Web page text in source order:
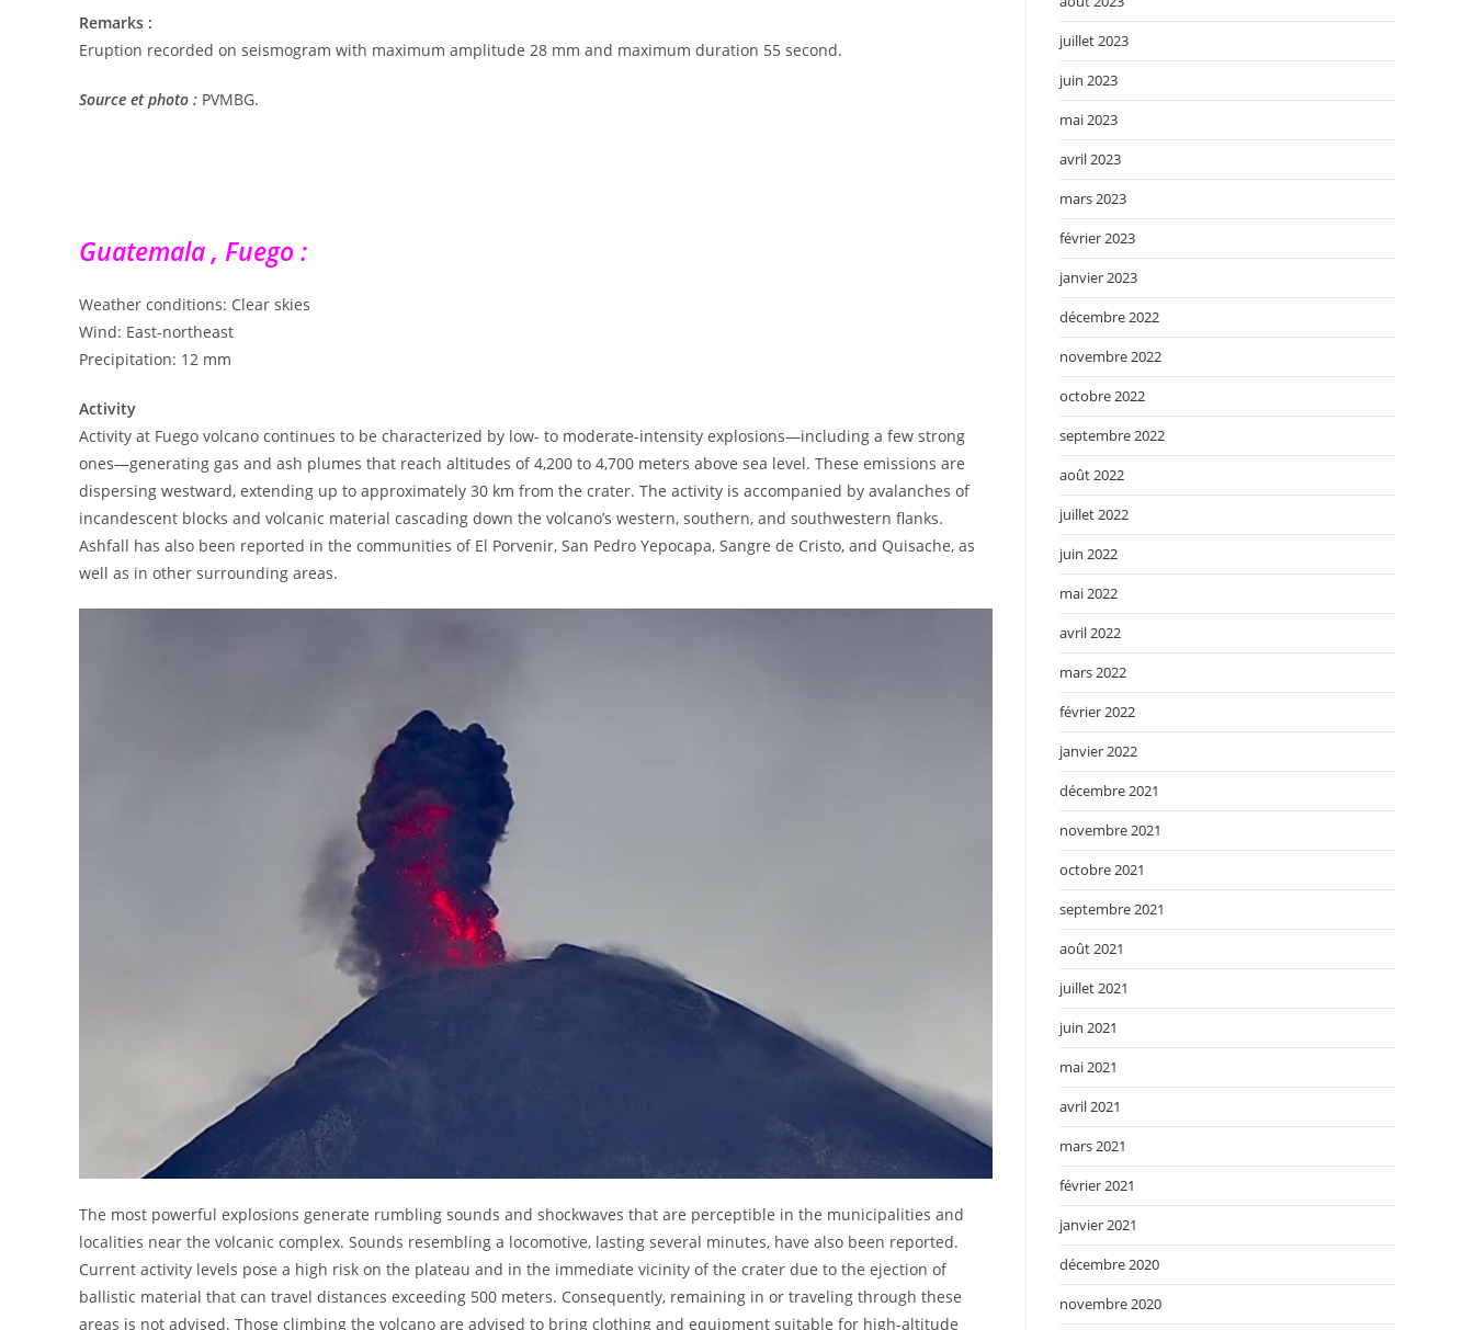
Remarks :
Eruption recorded on seismogram with maximum amplitude 28 mm and maximum duration 55 second.
Source et photo : PVMBG.
Guatemala , Fuego :
Weather conditions: Clear skies
Wind: East-northeast
Precipitation: 12 mm
Activity
Activity at Fuego volcano continues to be characterized by low- to moderate-intensity explosions—including a few strong
ones—generating gas and ash plumes that reach altitudes of 4,200 to 4,700 meters above sea level. These emissions are
dispersing westward, extending up to approximately 30 km from the crater. The activity is accompanied by avalanches of
incandescent blocks and volcanic material cascading down the volcano’s western, southern, and southwestern flanks.
Ashfall has also been reported in the communities of El Porvenir, San Pedro Yepocapa, Sangre de Cristo, and Quisache, as
well as in other surrounding areas.
The most powerful explosions generate rumbling sounds and shockwaves that are perceptible in the municipalities and
localities near the volcanic complex. Sounds resembling a locomotive, lasting several minutes, have also been reported.
Current activity levels pose a high risk on the plateau and in the immediate vicinity of the crater due to the ejection of
ballistic material that can travel distances exceeding 500 meters. Consequently, remaining in or traveling through these
areas is not advised. Those climbing the volcano are advised to bring clothing and equipment suitable for high-altitude
juillet 2023
juin 2023
mai 2023
avril 2023
mars 2023
février 2023
janvier 2023
décembre 2022
novembre 2022
octobre 2022
septembre 2022
août 2022
juillet 2022
juin 2022
mai 2022
avril 2022
mars 2022
février 2022
janvier 2022
décembre 2021
novembre 2021
octobre 2021
septembre 2021
août 2021
juillet 2021
juin 2021
mai 2021
avril 2021
mars 2021
février 2021
janvier 2021
décembre 2020
novembre 2020